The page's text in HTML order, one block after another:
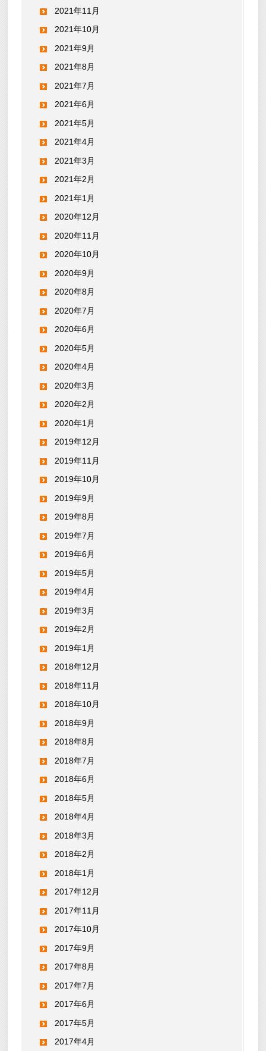
2021年11月
2021年10月
2021年9月
2021年8月
2021年7月
2021年6月
2021年5月
2021年4月
2021年3月
2021年2月
2021年1月
2020年12月
2020年11月
2020年10月
2020年9月
2020年8月
2020年7月
2020年6月
2020年5月
2020年4月
2020年3月
2020年2月
2020年1月
2019年12月
2019年11月
2019年10月
2019年9月
2019年8月
2019年7月
2019年6月
2019年5月
2019年4月
2019年3月
2019年2月
2019年1月
2018年12月
2018年11月
2018年10月
2018年9月
2018年8月
2018年7月
2018年6月
2018年5月
2018年4月
2018年3月
2018年2月
2018年1月
2017年12月
2017年11月
2017年10月
2017年9月
2017年8月
2017年7月
2017年6月
2017年5月
2017年4月